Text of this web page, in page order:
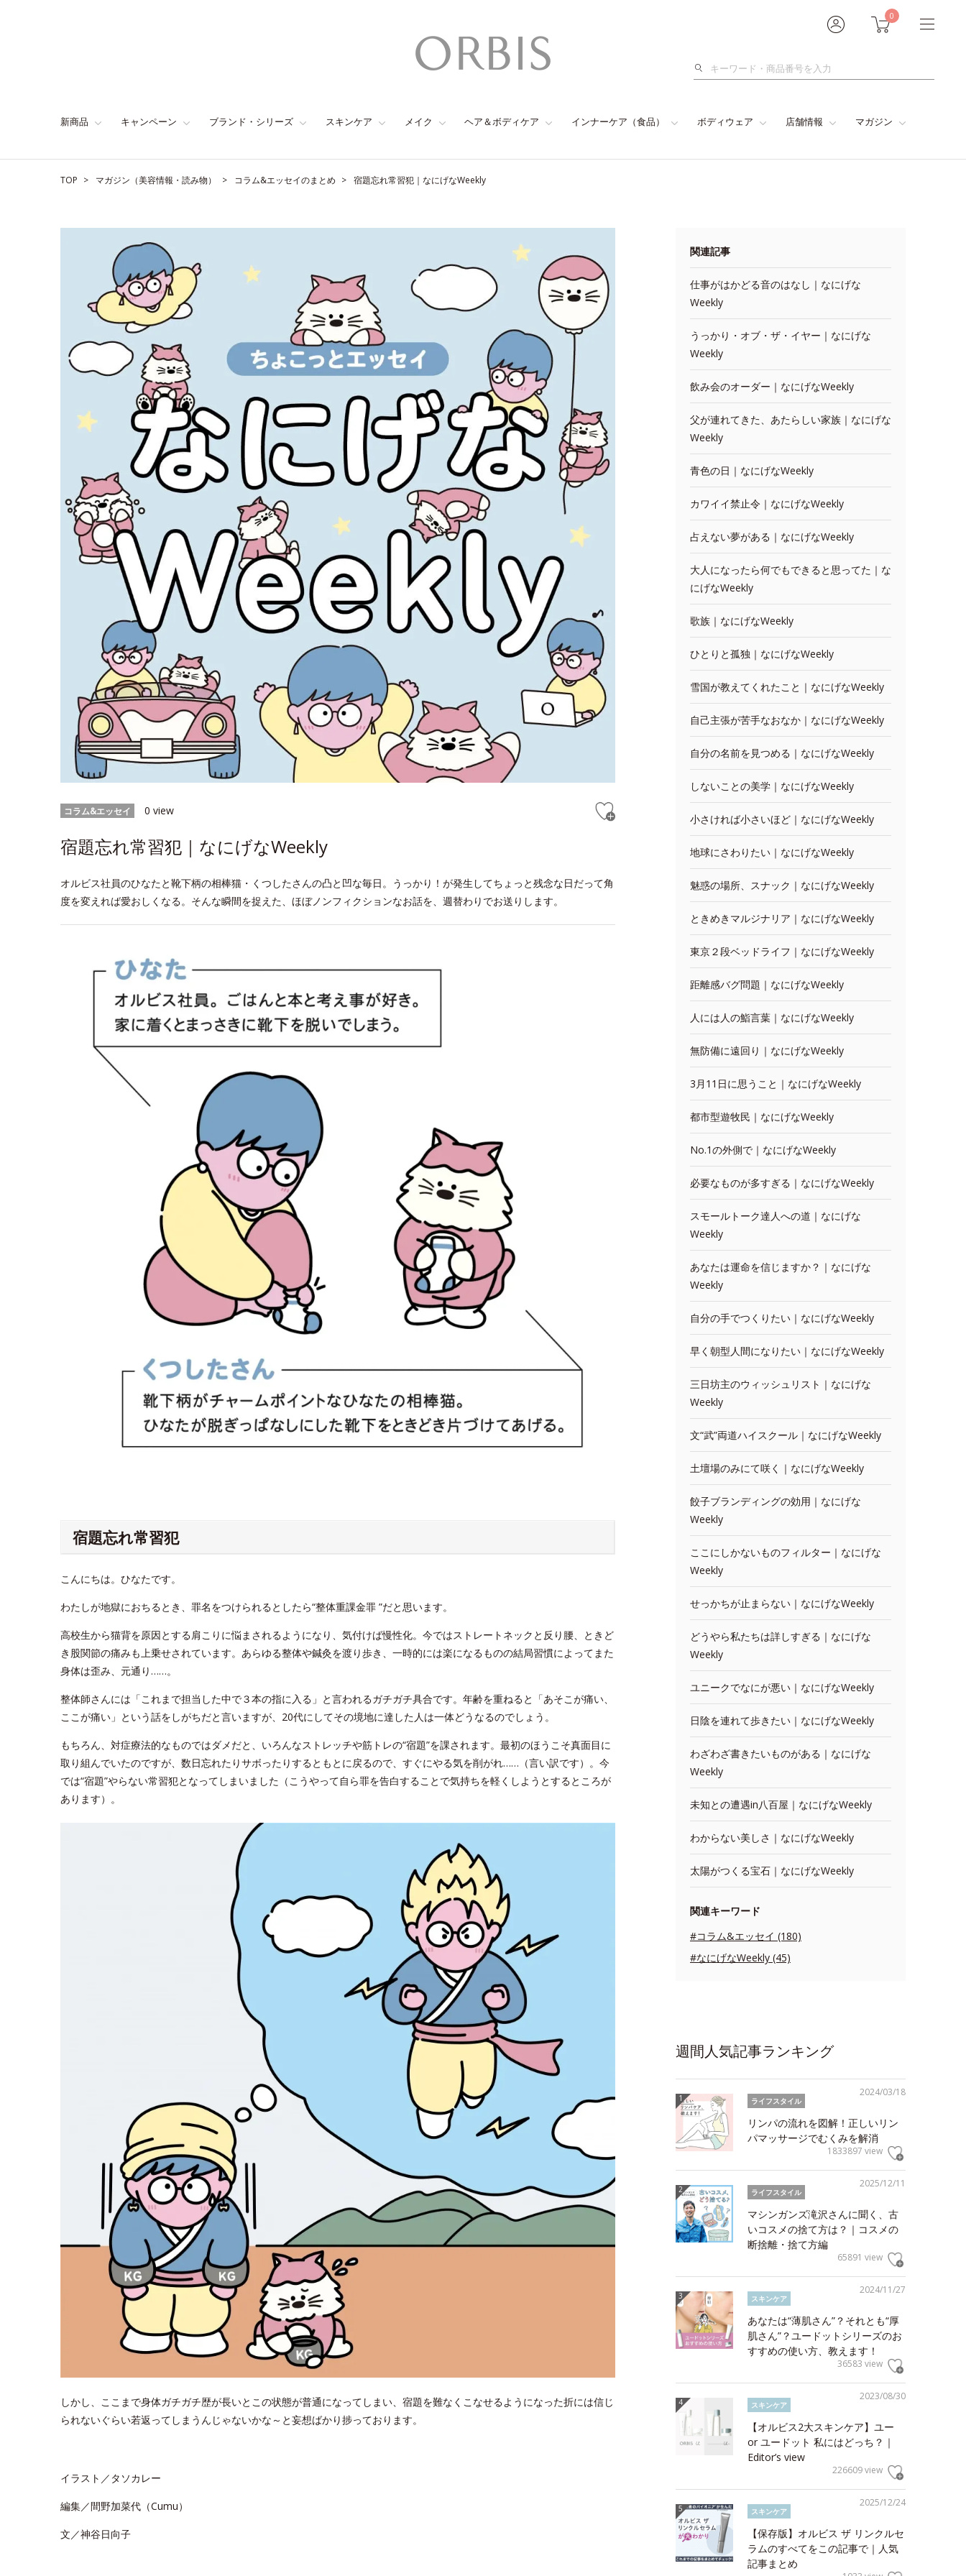
0
検
新商品 キャンペーン ブランド・シリーズ スキンケア メイク ヘア＆ボディケア インナーケア（食品） ボディウェア 店舗情報 マガジン
TOP マガジン（美容情報・読み物） コラム&エッセイのまとめ 宿題忘れ常習犯｜なにげなWeekly
コラム&エッセイ 0 view
宿題忘れ常習犯｜なにげなWeekly
オルビス社員のひなたと靴下柄の相棒猫・くつしたさんの凸と凹な毎日。うっかり！が発生してちょっと残念な日だって角
度を変えれば愛おしくなる。そんな瞬間を捉えた、ほぼノンフィクションなお話を、週替わりでお送りします。
宿題忘れ常習犯
こんにちは。ひなたです。
わたしが地獄におちるとき、罪名をつけられるとしたら“整体重課金罪 ”だと思います。
高校生から猫背を原因とする肩こりに悩まされるようになり、気付けば慢性化。今ではストレートネックと反り腰、ときど
き股関節の痛みも上乗せされています。あらゆる整体や鍼灸を渡り歩き、一時的には楽になるものの結局習慣によってまた
身体は歪み、元通り……。
整体師さんには「これまで担当した中で３本の指に入る」と言われるガチガチ具合です。年齢を重ねると「あそこが痛い、
ここが痛い」という話をしがちだと言いますが、20代にしてその境地に達した人は一体どうなるのでしょう。
もちろん、対症療法的なものではダメだと、いろんなストレッチや筋トレの“宿題”を課されます。最初のほうこそ真面目に
取り組んでいたのですが、数日忘れたりサボったりするともとに戻るので、すぐにやる気を削がれ……（言い訳です）。今
では“宿題”やらない常習犯となってしまいました（こうやって自ら罪を告白することで気持ちを軽くしようとするところが
あります）。
しかし、ここまで身体ガチガチ歴が長いとこの状態が普通になってしまい、宿題を難なくこなせるようになった折には信じ
られないぐらい若返ってしまうんじゃないかな～と妄想ばかり捗っております。
イラスト／タソカレー
編集／間野加菜代（Cumu）
文／神谷日向子
関連記事
仕事がはかどる音のはなし｜なにげな
Weekly
うっかり・オブ・ザ・イヤー｜なにげな
Weekly
飲み会のオーダー｜なにげなWeekly
父が連れてきた、あたらしい家族｜なにげな
Weekly
青色の日｜なにげなWeekly
カワイイ禁止令｜なにげなWeekly
占えない夢がある｜なにげなWeekly
大人になったら何でもできると思ってた｜な
にげなWeekly
歌族｜なにげなWeekly
ひとりと孤独｜なにげなWeekly
雪国が教えてくれたこと｜なにげなWeekly
自己主張が苦手なおなか｜なにげなWeekly
自分の名前を見つめる｜なにげなWeekly
しないことの美学｜なにげなWeekly
小さければ小さいほど｜なにげなWeekly
地球にさわりたい｜なにげなWeekly
魅惑の場所、スナック｜なにげなWeekly
ときめきマルジナリア｜なにげなWeekly
東京２段ベッドライフ｜なにげなWeekly
距離感バグ問題｜なにげなWeekly
人には人の鮨言葉｜なにげなWeekly
無防備に遠回り｜なにげなWeekly
3月11日に思うこと｜なにげなWeekly
都市型遊牧民｜なにげなWeekly
No.1の外側で｜なにげなWeekly
必要なものが多すぎる｜なにげなWeekly
スモールトーク達人への道｜なにげな
Weekly
あなたは運命を信じますか？｜なにげな
Weekly
自分の手でつくりたい｜なにげなWeekly
早く朝型人間になりたい｜なにげなWeekly
三日坊主のウィッシュリスト｜なにげな
Weekly
文“武”両道ハイスクール｜なにげなWeekly
土壇場のみにて咲く｜なにげなWeekly
餃子ブランディングの効用｜なにげな
Weekly
ここにしかないものフィルター｜なにげな
Weekly
せっかちが止まらない｜なにげなWeekly
どうやら私たちは詳しすぎる｜なにげな
Weekly
ユニークでなにが悪い｜なにげなWeekly
日陰を連れて歩きたい｜なにげなWeekly
わざわざ書きたいものがある｜なにげな
Weekly
未知との遭遇in八百屋｜なにげなWeekly
わからない美しさ｜なにげなWeekly
太陽がつくる宝石｜なにげなWeekly
関連キーワード
#コラム&エッセイ (180)
#なにげなWeekly (45)
週間人気記事ランキング
2024/03/18
ライフスタイル
リンパの流れを図解！正しいリン
パマッサージでむくみを解消
1833897 view
2025/12/11
ライフスタイル
マシンガンズ滝沢さんに聞く、古
いコスメの捨て方は？｜コスメの
断捨離・捨て方編
65891 view
2024/11/27
スキンケア
あなたは“薄肌さん”？それとも“厚
肌さん”？ユードットシリーズのお
すすめの使い方、教えます！
36583 view
2023/08/30
スキンケア
【オルビス2大スキンケア】ユー
or ユードット 私にはどっち？｜
Editor’s view
226609 view
2025/12/24
スキンケア
【保存版】オルビス ザ リンクルセ
ラムのすべてをこの記事で｜人気
記事まとめ